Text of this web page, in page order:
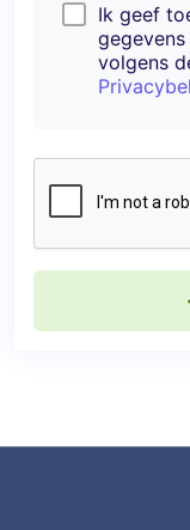
Ik geef
volgens